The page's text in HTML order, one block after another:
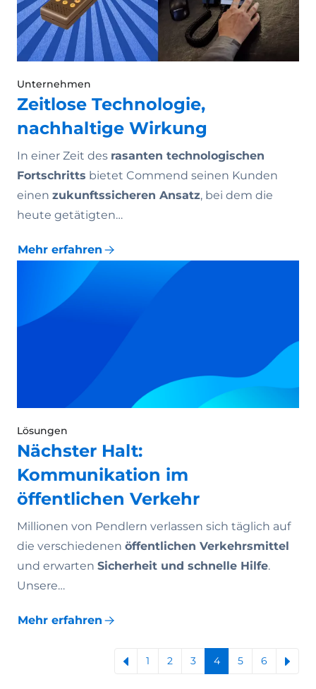
Unternehmen
Zeitlose Technologie,
nachhaltige Wirkung
In einer Zeit des rasanten technologischen
Fortschritts bietet Commend seinen Kunden
einen zukunftssicheren Ansatz, bei dem die
heute getätigten…
Mehr erfahren
Lösungen
Nächster Halt:
Kommunikation im
öffentlichen Verkehr
Millionen von Pendlern verlassen sich täglich auf
die verschiedenen öffentlichen Verkehrsmittel
und erwarten Sicherheit und schnelle Hilfe.
Unsere…
Mehr erfahren
1 2 3 4 5 6